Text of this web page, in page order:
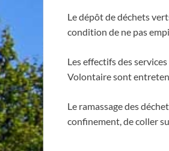
Le dépôt de déchets
condition de ne pas
Les effectifs des
Volontaire sont
Le ramassage des
confinement, de coller